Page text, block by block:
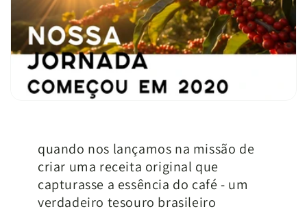
quando nos lançamos na missão de
criar uma receita original que
capturasse a essência do café - um
verdadeiro tesouro brasileiro